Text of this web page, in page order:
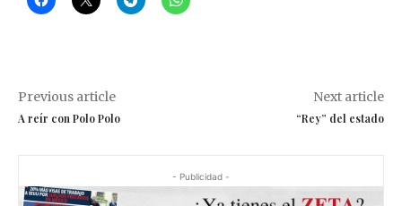
Previous article
A reír con Polo Polo
Next article
“Rey” del estado
- Publicidad -